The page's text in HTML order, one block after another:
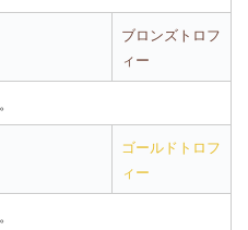
ブロンズトロフ
ィー
ゴールドトロフ
ィー